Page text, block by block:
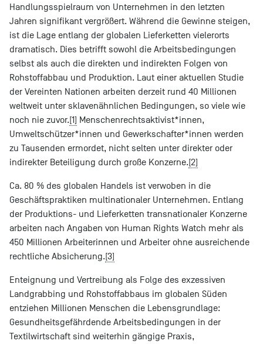
Handlungsspielraum von Unternehmen in den letzten
Jahren signifikant vergrößert. Während die Gewinne steigen,
ist die Lage entlang der globalen Lieferketten vielerorts
dramatisch. Dies betrifft sowohl die Arbeitsbedingungen
selbst als auch die direkten und indirekten Folgen von
Rohstoffabbau und Produktion. Laut einer aktuellen Studie
der Vereinten Nationen arbeiten derzeit rund 40 Millionen
weltweit unter sklavenähnlichen Bedingungen, so viele wie
noch nie zuvor.[1] Menschenrechtsaktivist*innen,
Umweltschützer*innen und Gewerkschafter*innen werden
zu Tausenden ermordet, nicht selten unter direkter oder
indirekter Beteiligung durch große Konzerne.[2]
Ca. 80 % des globalen Handels ist verwoben in die
Geschäftspraktiken multinationaler Unternehmen. Entlang
der Produktions- und Lieferketten transnationaler Konzerne
arbeiten nach Angaben von Human Rights Watch mehr als
450 Millionen Arbeiterinnen und Arbeiter ohne ausreichende
rechtliche Absicherung.[3]
Enteignung und Vertreibung als Folge des exzessiven
Landgrabbing und Rohstoffabbaus im globalen Süden
entziehen Millionen Menschen die Lebensgrundlage:
Gesundheitsgefährdende Arbeitsbedingungen in der
Textilwirtschaft sind weiterhin gängige Praxis,